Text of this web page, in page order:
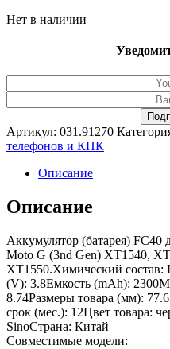
Нет в наличии
Артикул: 031.91270
телефонов и КПК
Описание
Описание
Аккумулятор (батарея) FC40
Moto G (3nd Gen) XT1540,
XT1550.Химический
(V): 3.8Емкость (mAh):
8.74Размеры товара (мм):
срок (мес.): 12Цвет товара:
SinoСтрана: Китай
Совместимые модели: